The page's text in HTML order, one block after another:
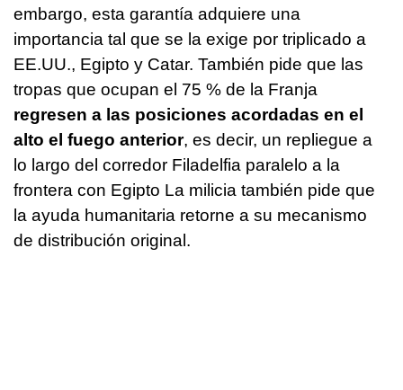
embargo, esta garantía adquiere una
importancia tal que se la exige por triplicado a
EE.UU., Egipto y Catar. También pide que las
tropas que ocupan el 75 % de la Franja
regresen a las posiciones acordadas en el
alto el fuego anterior, es decir, un repliegue a
lo largo del corredor Filadelfia paralelo a la
frontera con Egipto La milicia también pide que
la ayuda humanitaria retorne a su mecanismo
de distribución original.